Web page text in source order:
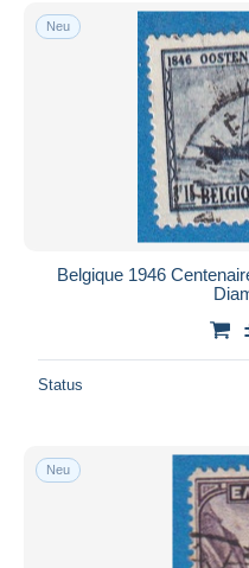
Motive
Verkehr & Transport
Festpreise
Auktionen mit
Auktionen ohne
Auktionshäuser
Alle Laufzeiten
Preis
Kostenloser Versand
Zahlungsmethoden
Neu
Belgique 1946
Status
Neu